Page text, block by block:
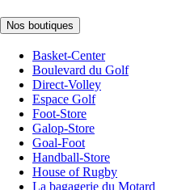
Nos boutiques
Basket-Center
Boulevard du Golf
Direct-Volley
Espace Golf
Foot-Store
Galop-Store
Goal-Foot
Handball-Store
House of Rugby
La bagagerie du Motard